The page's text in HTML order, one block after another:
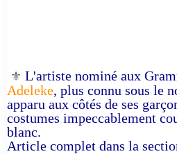
⚜️ L'artiste nominé aux
Adeleke, plus connu sous le
apparu aux côtés de ses
costumes impeccablement
blanc.
Article complet dans la